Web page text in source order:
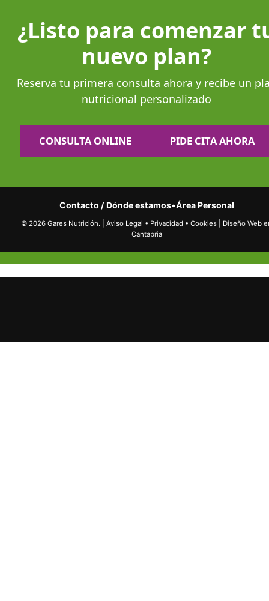
¿Listo para comenzar
nuevo plan?
Reserva tu primera consulta ahora y recibe un
nutricional personalizado
CONSULTA ONLINE PIDE CITA AHORA
Contacto / Dónde estamos•Área Personal
© 2026 Gares Nutrición. Aviso Legal • Privacidad • Cookies
Diseño Web
Cantabria